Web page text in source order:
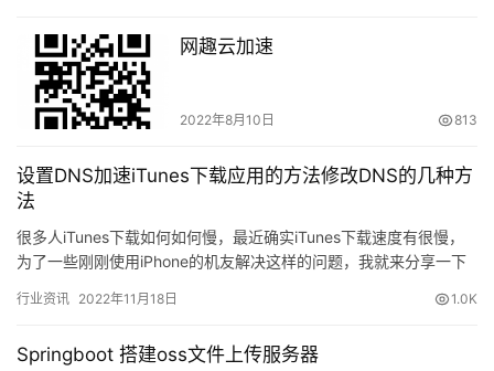
网趣云加速
2022年8月10日 813
设置DNS加速iTunes下载应用的方法修改DNS的几种方
法
很多人iTunes下载如何如何慢，最近确实iTunes下载速度有很慢，
为了一些刚刚使用iPhone的机友解决这样的问题，我就来分享一下
行业资讯 2022年11月18日 1.0K
Springboot 搭建oss文件上传服务器